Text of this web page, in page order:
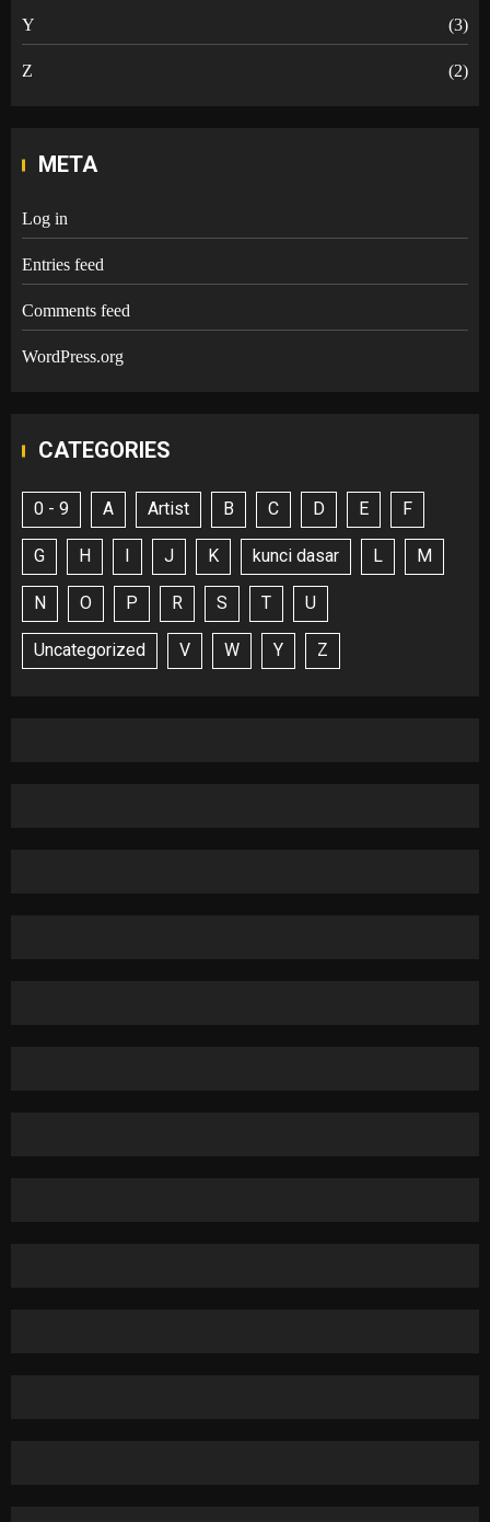
Y (3)
Z (2)
META
Log in
Entries feed
Comments feed
WordPress.org
CATEGORIES
0 - 9 A Artist B C D E F
G H I J K kunci dasar L M
N O P R S T U
Uncategorized V W Y Z